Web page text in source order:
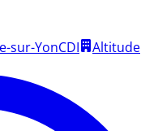
sur-YonCDI
Altitude